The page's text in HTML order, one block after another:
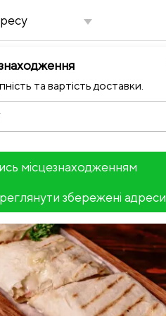
та вартість доставки.
місцезнаходженням
збережені адреси